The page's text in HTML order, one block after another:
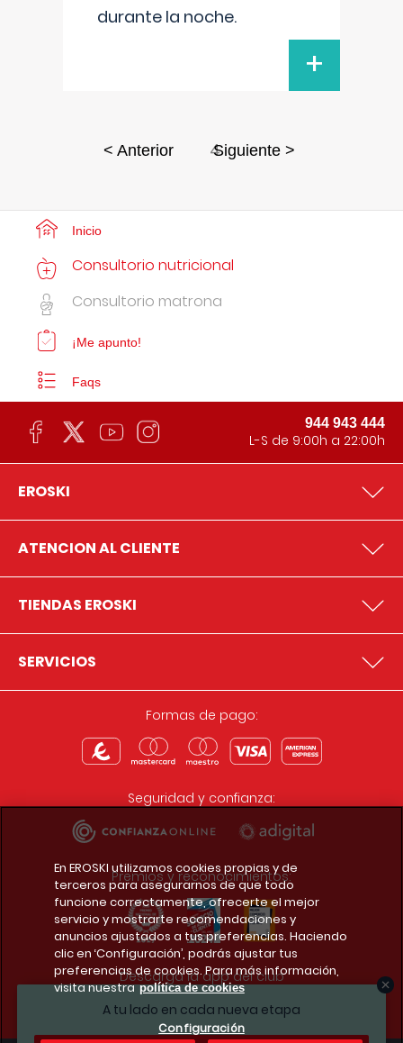
durante la noche.
+
< Anterior 4
Siguiente >
A tu lado en cada nueva etapa
Inicio
Consultorio nutricional
Consultorio matrona
¡Me apunto!
Faqs
944 943 444
L-S de 9:00h a 22:00h
EROSKI
ATENCION AL CLIENTE
TIENDAS EROSKI
SERVICIOS
Formas de pago:
Seguridad y confianza:
Premios y reconocimientos:
Descarga la app del club
En EROSKI utilizamos cookies propias y de
terceros para asegurarnos de que todo
funcione correctamente, ofrecerte el mejor
servicio y mostrarte recomendaciones y
anuncios ajustados a tus preferencias. Haciendo
clic en ‘Configuración’, podrás ajustar tus
preferencias de cookies. Para más información,
visita nuestra política de cookies
Configuración